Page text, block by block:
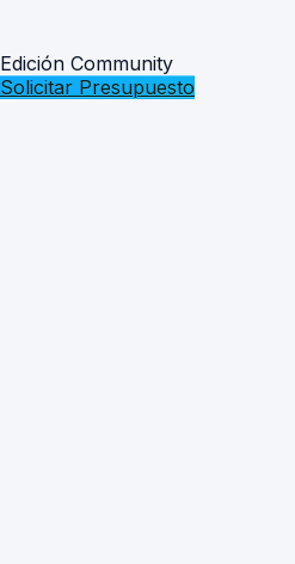
Edición Community
Solicitar Presupuesto